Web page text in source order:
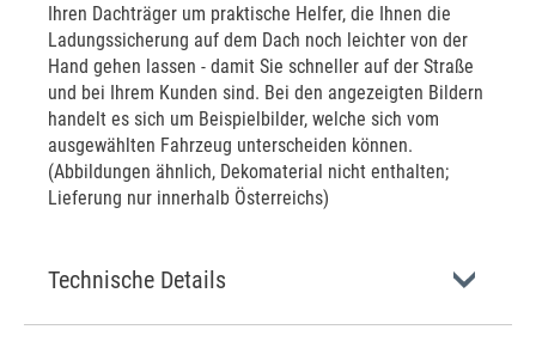
Ihren Dachträger um praktische Helfer, die Ihnen die
Ladungssicherung auf dem Dach noch leichter von der
Hand gehen lassen - damit Sie schneller auf der Straße
und bei Ihrem Kunden sind. Bei den angezeigten Bildern
handelt es sich um Beispielbilder, welche sich vom
ausgewählten Fahrzeug unterscheiden können.
(Abbildungen ähnlich, Dekomaterial nicht enthalten;
Lieferung nur innerhalb Österreichs)
Technische Details